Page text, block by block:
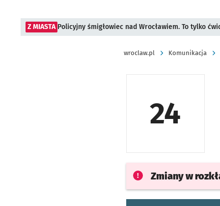
Z MIASTA Policyjny śmigłowiec nad Wrocławiem. To tylko
wroclaw.pl Komunikacja
24
Zmiany w